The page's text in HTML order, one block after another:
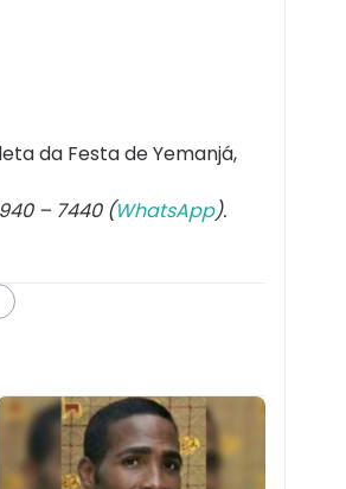
da Festa de Yemanjá,
– 7440 (WhatsApp).